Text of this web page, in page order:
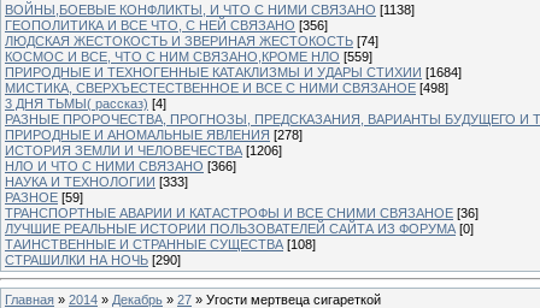
ВОЙНЫ,БОЕВЫЕ КОНФЛИКТЫ, И ЧТО С НИМИ СВЯЗАНО [1138]
ГЕОПОЛИТИКА И ВСЕ ЧТО, С НЕЙ СВЯЗАНО [356]
ЛЮДСКАЯ ЖЕСТОКОСТЬ И ЗВЕРИНАЯ ЖЕСТОКОСТЬ [74]
КОСМОС И ВСЕ, ЧТО С НИМ СВЯЗАНО,КРОМЕ НЛО [559]
ПРИРОДНЫЕ И ТЕХНОГЕННЫЕ КАТАКЛИЗМЫ И УДАРЫ СТИХИИ [1684]
МИСТИКА, СВЕРХЪЕСТЕСТВЕННОЕ И ВСЕ С НИМИ СВЯЗАНОЕ [498]
3 ДНЯ ТЬМЫ( рассказ) [4]
РАЗНЫЕ ПРОРОЧЕСТВА, ПРОГНОЗЫ, ПРЕДСКАЗАНИЯ, ВАРИАНТЫ БУДУЩЕГО И
ПРИРОДНЫЕ И АНОМАЛЬНЫЕ ЯВЛЕНИЯ [278]
ИСТОРИЯ ЗЕМЛИ И ЧЕЛОВЕЧЕСТВА [1206]
НЛО И ЧТО С НИМИ СВЯЗАНО [366]
НАУКА И ТЕХНОЛОГИИ [333]
РАЗНОЕ [59]
ТРАНСПОРТНЫЕ АВАРИИ И КАТАСТРОФЫ И ВСЕ СНИМИ СВЯЗАНОЕ [36]
ЛУЧШИЕ РЕАЛЬНЫЕ ИСТОРИИ ПОЛЬЗОВАТЕЛЕЙ САЙТА ИЗ ФОРУМА [0]
ТАИНСТВЕННЫЕ И СТРАННЫЕ СУЩЕСТВА [108]
СТРАШИЛКИ НА НОЧЬ [290]
Главная » 2014 » Декабрь » 27 » Угости мертвеца сигареткой